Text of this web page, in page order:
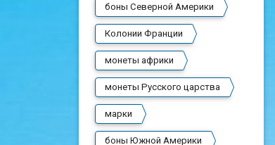
боны Северной Америки
Колонии Франции
монеты африки
монеты Русского царства
марки
боны Южной Америки